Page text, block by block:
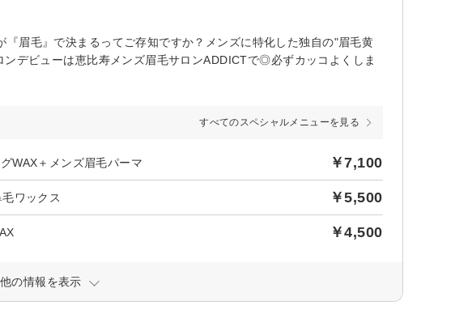
眉毛』で決まるってご存知ですか？メンズに特化した独自の"眉毛黄
デビューは恵比寿メンズ眉毛サロンADDICTで◎必ずカッコよくしま
すべてのスペシャルメニューを見る
WAX＋メンズ眉毛パーマ ￥7,100
ワックス ￥5,500
￥4,500
の情報を表示